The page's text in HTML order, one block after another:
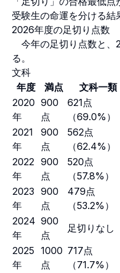
受験生の命運を分ける結
2026年度の足切り点数
今年の足切り点数と、
る。
文科
年度
満点 文科一類
2020
年
900
点
621点
（69.0%）
2021
年
900
点
562点
（62.4%）
2022
年
900
点
520点
（57.8%）
2023
年
900
点
479点
（53.2%）
2024
年
900
点
足切りなし
2025
年
1000
点
717点
（71.7%）